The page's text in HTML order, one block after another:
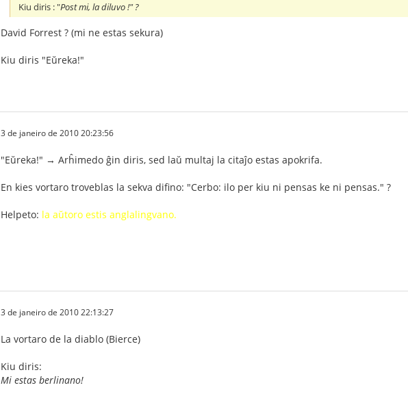
Kiu diris : "Post mi, la diluvo !" ?
David Forrest ? (mi ne estas sekura)
Kiu diris "Eŭreka!"
3 de janeiro de 2010 20:23:56
"Eŭreka!" → Arĥimedo ĝin diris, sed laŭ multaj la citaĵo estas apokrifa.
En kies vortaro troveblas la sekva difino: "Cerbo: ilo per kiu ni pensas ke ni pensas." ?
Helpeto: la aŭtoro estis anglalingvano.
3 de janeiro de 2010 22:13:27
La vortaro de la diablo (Bierce)
Kiu diris:
Mi estas berlinano!